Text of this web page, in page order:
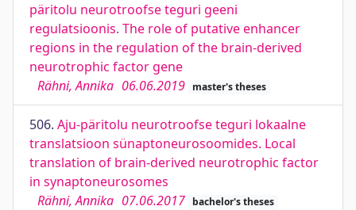
päritolu neurotroofse teguri geeni
regulatsioonis. The role of putative enhancer
regions in the regulation of the brain-derived
neurotrophic factor gene
Rähni, Annika 06.06.2019 master's theses
506. Aju-päritolu neurotroofse teguri lokaalne
translatsioon sünaptoneurosoomides. Local
translation of brain-derived neurotrophic factor
in synaptoneurosomes
Rähni, Annika 07.06.2017 bachelor's theses